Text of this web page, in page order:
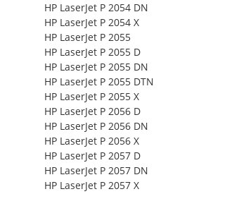
HP LaserJet P 2054 DN
HP LaserJet P 2054 X
HP LaserJet P 2055
HP LaserJet P 2055 D
HP LaserJet P 2055 DN
HP LaserJet P 2055 DTN
HP LaserJet P 2055 X
HP LaserJet P 2056 D
HP LaserJet P 2056 DN
HP LaserJet P 2056 X
HP LaserJet P 2057 D
HP LaserJet P 2057 DN
HP LaserJet P 2057 X